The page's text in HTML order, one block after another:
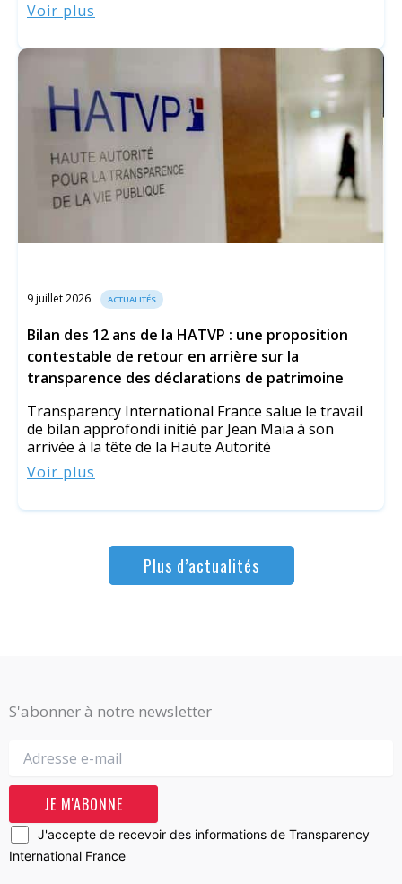
Voir plus
9 juillet 2026 ACTUALITÉS
Bilan des 12 ans de la HATVP : une proposition
contestable de retour en arrière sur la
transparence des déclarations de patrimoine
Transparency International France salue le travail
de bilan approfondi initié par Jean Maïa à son
arrivée à la tête de la Haute Autorité
Voir plus
Plus d’actualités
S'abonner à notre newsletter
J'accepte de recevoir des informations de Transparency
International France